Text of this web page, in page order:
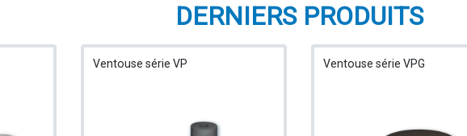
DERNIERS PRODUITS
Ventouse série VP Ventouse série VPG